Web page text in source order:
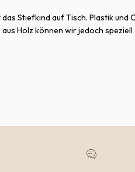
Stiefkind auf Tisch. Plastik
Holz können wir jedoch